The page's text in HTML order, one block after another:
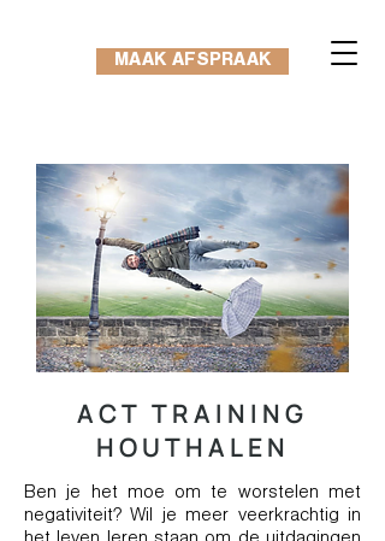
MAAK AFSPRAAK
ACT TRAINING
HOUTHALEN
Ben je het moe om te worstelen met
negativiteit? Wil je meer veerkrachtig in